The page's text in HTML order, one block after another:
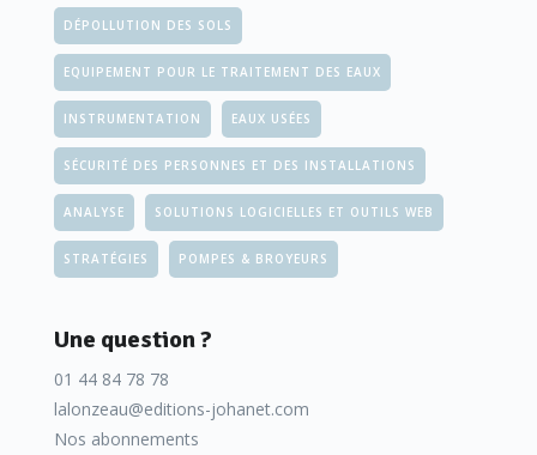
DÉPOLLUTION DES SOLS
EQUIPEMENT POUR LE TRAITEMENT DES EAUX
INSTRUMENTATION EAUX USÉES
SÉCURITÉ DES PERSONNES ET DES INSTALLATIONS
ANALYSE SOLUTIONS LOGICIELLES ET OUTILS WEB
STRATÉGIES POMPES & BROYEURS
Une question ?
01 44 84 78 78
lalonzeau@editions-johanet.com
Nos abonnements